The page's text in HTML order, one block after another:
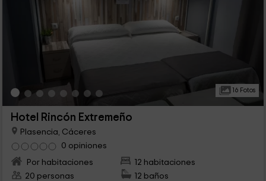
16 Fotos
Hotel Rincón Extremeño
Plasencia, Cáceres
0 opiniones
Por habitaciones
12 habitaciones
20 personas
12 baños